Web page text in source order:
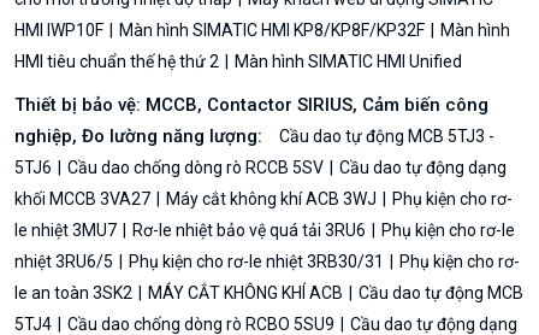
HMI IWP10F
Màn hình SIMATIC HMI KP8/KP8F/KP32F
Màn hình
HMI tiêu chuẩn thế hệ thứ 2
Màn hình SIMATIC HMI Unified
Thiết bị bảo vệ: MCCB, Contactor SIRIUS, Cảm biến công
nghiệp, Đo lường năng lượng:
Cầu dao tự động MCB 5TJ3 -
5TJ6
Cầu dao chống dòng rò RCCB 5SV
Cầu dao tự động dạng
khối MCCB 3VA27
Máy cắt không khí ACB 3WJ
Phụ kiện cho rơ-
le nhiệt 3MU7
Rơ-le nhiệt bảo vệ quá tải 3RU6
Phụ kiện cho rơ-le
nhiệt 3RU6/5
Phụ kiện cho rơ-le nhiệt 3RB30/31
Phụ kiện cho rơ-
le an toàn 3SK2
MÁY CẮT KHÔNG KHÍ ACB
Cầu dao tự động MCB
5TJ4
Cầu dao chống dòng rò RCBO 5SU9
Cầu dao tự động dạng